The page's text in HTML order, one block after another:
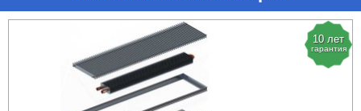
10 лет
гарантия